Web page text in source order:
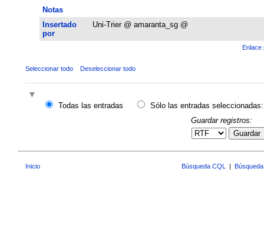
Notas
Insertado
por
Uni-Trier @ amaranta_sg @
Enlace
Seleccionar todo Deseleccionar todo
Todas las entradas
Sólo las entradas seleccionadas:
Guardar registros:
Guardar
Inicio Búsqueda CQL